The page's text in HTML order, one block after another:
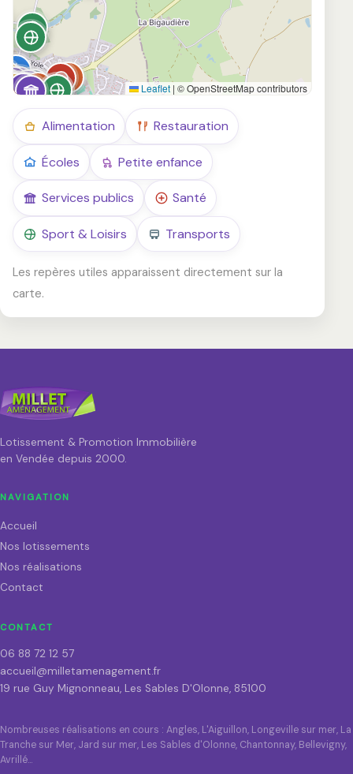
Leaflet | © OpenStreetMap contributors
Alimentation Restauration
Écoles Petite enfance
Services publics Santé
Sport & Loisirs Transports
Les repères utiles apparaissent directement sur la
carte.
Lotissement & Promotion Immobilière
en Vendée depuis 2000.
NAVIGATION
Accueil
Nos lotissements
Nos réalisations
Contact
CONTACT
06 88 72 12 57
accueil@milletamenagement.fr
19 rue Guy Mignonneau, Les Sables D'Olonne, 85100
Nombreuses réalisations en cours : Angles, L'Aiguillon, Longeville sur mer, La
Tranche sur Mer, Jard sur mer, Les Sables d'Olonne, Chantonnay, Bellevigny,
Avrillé…